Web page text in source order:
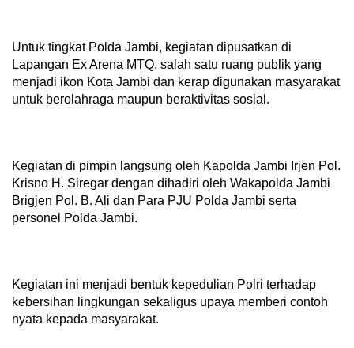
Untuk tingkat Polda Jambi, kegiatan dipusatkan di
Lapangan Ex Arena MTQ, salah satu ruang publik yang
menjadi ikon Kota Jambi dan kerap digunakan masyarakat
untuk berolahraga maupun beraktivitas sosial.
Kegiatan di pimpin langsung oleh Kapolda Jambi Irjen Pol.
Krisno H. Siregar dengan dihadiri oleh Wakapolda Jambi
Brigjen Pol. B. Ali dan Para PJU Polda Jambi serta
personel Polda Jambi.
Kegiatan ini menjadi bentuk kepedulian Polri terhadap
kebersihan lingkungan sekaligus upaya memberi contoh
nyata kepada masyarakat.